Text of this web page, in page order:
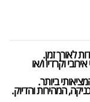
וקרדיו ו/או
ביותר.
המהירות והדיוק.